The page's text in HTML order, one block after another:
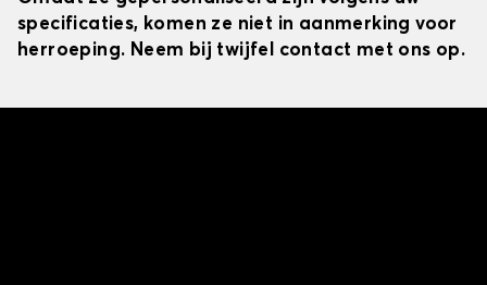
specificaties, komen ze niet in aanmerking voor
herroeping. Neem bij twijfel contact met ons op.